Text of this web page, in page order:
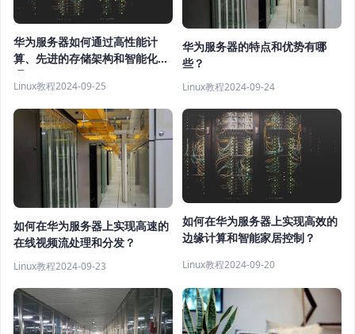
华为服务器如何通过高性能计
算、先进的存储架构和智能化管
理
Linux教程2024-09-25
华为服务器的特点和优势有哪
些？
Linux教程2024-09-24
如何在华为服务器上实现高速的
在线视频流处理和分发？
Linux教程2024-09-23
如何在华为服务器上实现高效的
边缘计算和智能家居控制？
Linux教程2024-09-20